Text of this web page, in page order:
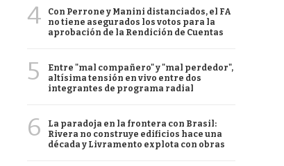
4
Con Perrone y Manini distanciados, el FA
no tiene asegurados los votos para la
aprobación de la Rendición de Cuentas
5
Entre "mal compañero" y "mal perdedor",
altísima tensión en vivo entre dos
integrantes de programa radial
6
La paradoja en la frontera con Brasil:
Rivera no construye edificios hace una
década y Livramento explota con obras